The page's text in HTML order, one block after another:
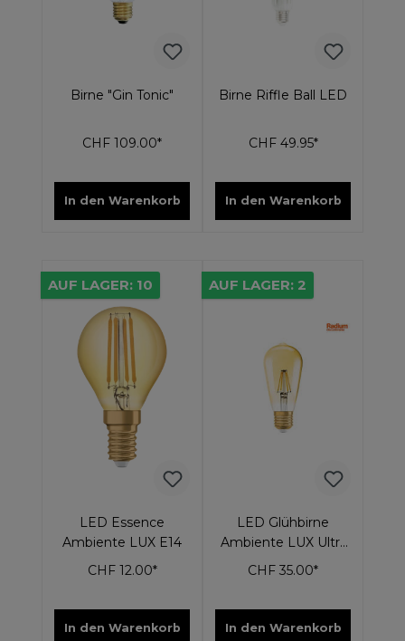
Birne "Gin Tonic"
CHF 109.00*
In den Warenkorb
Birne Riffle Ball LED
CHF 49.95*
In den Warenkorb
AUF LAGER: 10
LED Essence
Ambiente LUX E14
CHF 12.00*
In den Warenkorb
AUF LAGER: 2
LED Glühbirne
Ambiente LUX Ultra
Warm Gold 2,5 W
CHF 35.00*
In den Warenkorb